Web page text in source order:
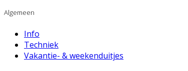
Algemeen
Info
Techniek
Vakantie- & weekenduitjes